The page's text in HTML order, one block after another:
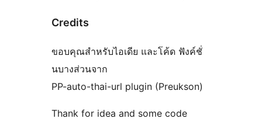
Credits
ขอบคุณสำหรับไอเดีย และโค้ด ฟังค์ชั่
นบางส่วนจาก
PP-auto-thai-url plugin (Preukson)
Thank for idea and some code